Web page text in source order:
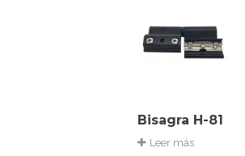
Bisagra H-81
Leer más